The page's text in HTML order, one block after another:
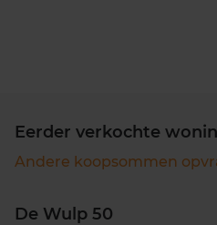
Eerder verkochte
Andere koopsommen
De Wulp 50